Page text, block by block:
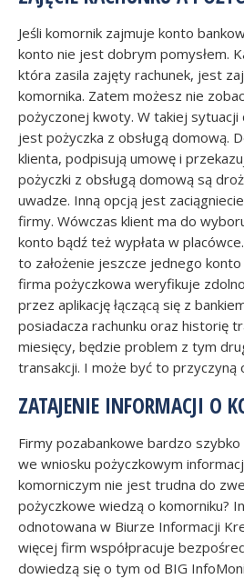
Jeśli komornik zajmuje konto
konto nie jest dobrym pomysłem.
która zasila zajęty rachunek, jest
komornika. Zatem możesz nie
pożyczonej kwoty. W takiej
jest pożyczka z obsługą domową.
klienta, podpisują umowę i
pożyczki z obsługą domową są
uwadze. Inną opcją jest
firmy. Wówczas klient ma do
konto bądź też wypłata w
to założenie jeszcze jednego
firma pożyczkowa weryfikuje
przez aplikację łączącą się z
posiadacza rachunku oraz historię
miesięcy, będzie problem z tym
transakcji. I może być to przyczyną
ZATAJENIE INFORMACJI O
Firmy pozabankowe bardzo
we wniosku pożyczkowym
komorniczym nie jest trudna do
pożyczkowe wiedzą o komorniku?
odnotowana w Biurze Informacji
więcej firm współpracuje
dowiedzą się o tym od BIG